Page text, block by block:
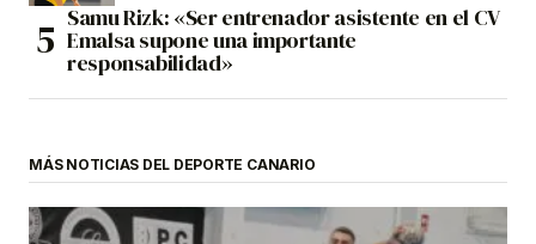
Samu Rizk: «Ser entrenador asistente en el CV
Emalsa supone una importante
responsabilidad»
MÁS NOTICIAS DEL DEPORTE CANARIO